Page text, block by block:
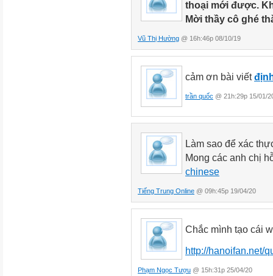
thoại mới được.
Mời thầy cô ghé
Vũ Thị Hường @ 16h:46p 08/10/19
cảm ơn bài viết
trần quốc @ 21h:29p 15/01/
Làm sao để xác
Mong các anh chị
chinese
Tiếng Trung Online @ 09h:45p 19/04/20
Chắc mình tạo cái
http://hanoifan.net/
Phạm Ngọc Tượu @ 15h:31p 25/04/20